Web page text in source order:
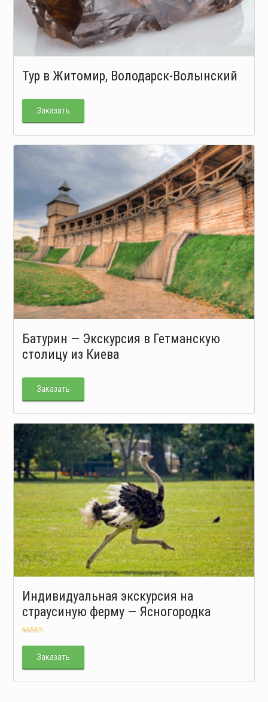
Тур в Житомир, Володарск-Волынский
Заказать
Батурин — Экскурсия в Гетманскую
столицу из Киева
Заказать
Индивидуальная экскурсия на
страусиную ферму — Ясногородка
5.00
Заказать